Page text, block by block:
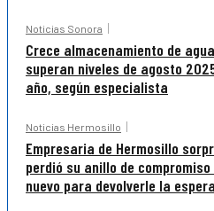
Noticias Sonora
Crece almacenamiento de
superan niveles de agosto
año, según especialista
Noticias Hermosillo
Empresaria de Hermosillo
perdió su anillo de
nuevo para devolverle la